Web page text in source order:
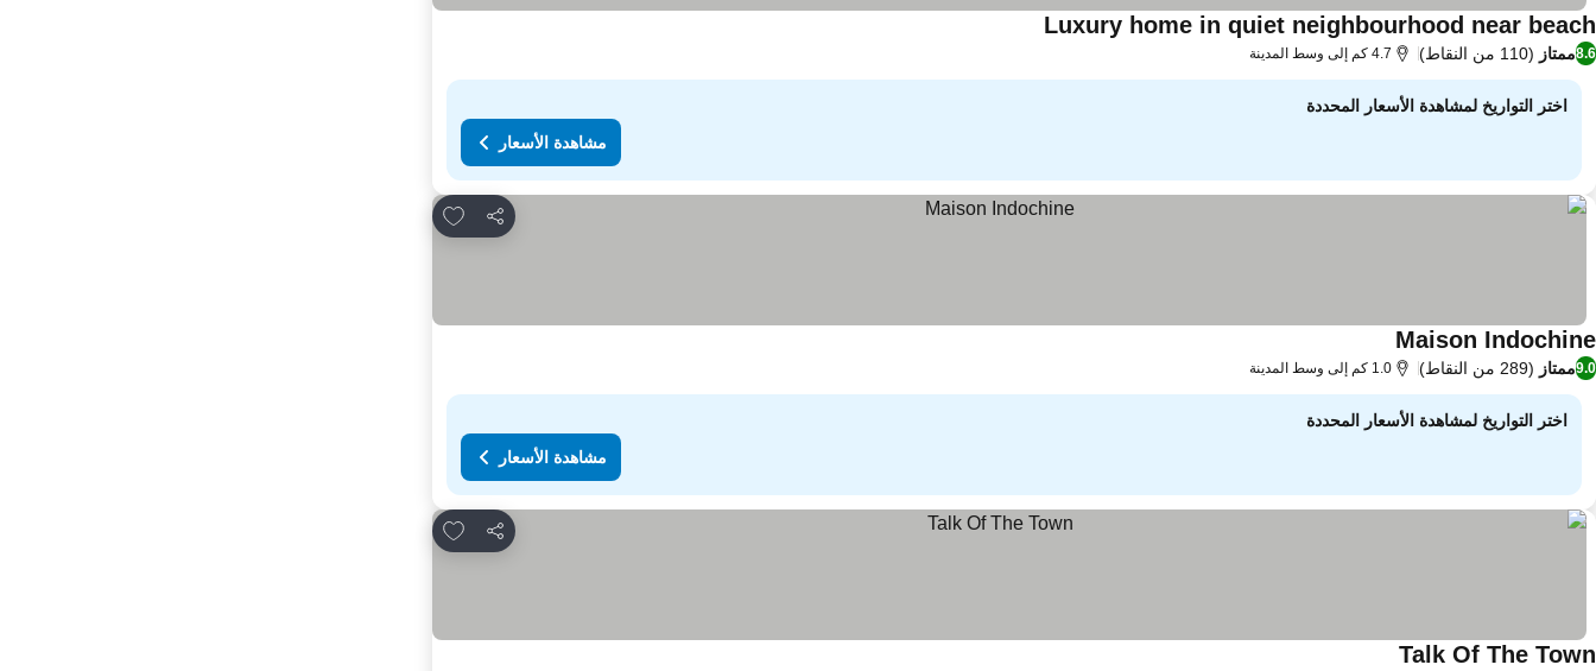
Luxury home in quiet neighbourhood near beach
8.6ممتاز (110 من النقاط) 4.7 كم إلى وسط المدينة
اختر التواريخ لمشاهدة الأسعار المحددة
مشاهدة الأسعار
مشاركة
Add to favorites
Maison Indochine
9.0ممتاز (289 من النقاط) 1.0 كم إلى وسط المدينة
اختر التواريخ لمشاهدة الأسعار المحددة
مشاهدة الأسعار
مشاركة
Add to favorites
Talk Of The Town